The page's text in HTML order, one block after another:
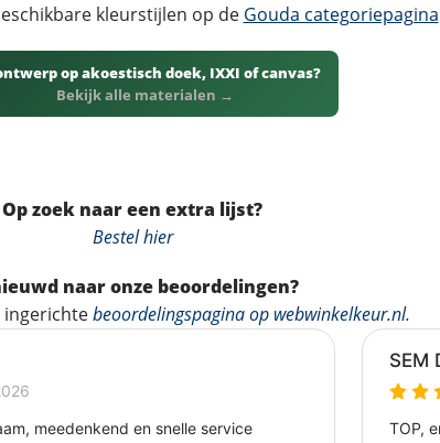
kleurstijlen op de Gouda categoriepagina
op akoestisch doek, IXXI of canvas?
Bekijk alle materialen →
Op zoek naar een extra lijst?
Bestel hier
naar onze beoordelingen?
ingerichtebeoordelingspagina op webwinkelkeur.nl.